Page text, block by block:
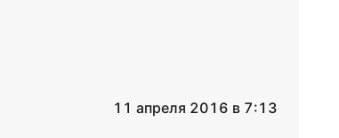
11 апреля 2016 в 7:13